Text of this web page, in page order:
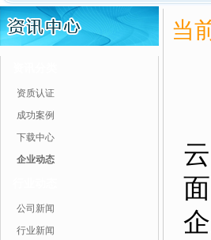
资质认证
成功案例
下载中心
企业动态
公司新闻
行业新闻
当